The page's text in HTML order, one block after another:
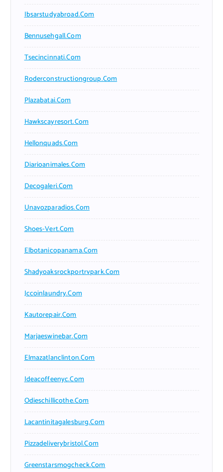
Ibsarstudyabroad.com
Bennusehgall.com
Tsecincinnati.com
Roderconstructiongroup.com
Plazabatai.com
Hawkscayresort.com
Hellonquads.com
Diarioanimales.com
Decogaleri.com
Unavozparadios.com
Shoes-Vert.com
Elbotanicopanama.com
Shadyoaksrockportrvpark.com
Jccoinlaundry.com
Kautorepair.com
Marjaeswinebar.com
Elmazatlanclinton.com
Ideacoffeenyc.com
Odieschillicothe.com
Lacantinitagalesburg.com
Pizzadeliverybristol.com
Greenstarsmogcheck.com